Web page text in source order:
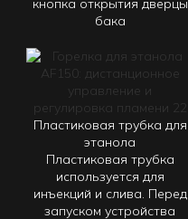
кнопка открытия дверцы
бака
Пластиковая трубка для
этанола
Пластиковая трубка
используется для
инъекций и слива. Перед
запуском устройства